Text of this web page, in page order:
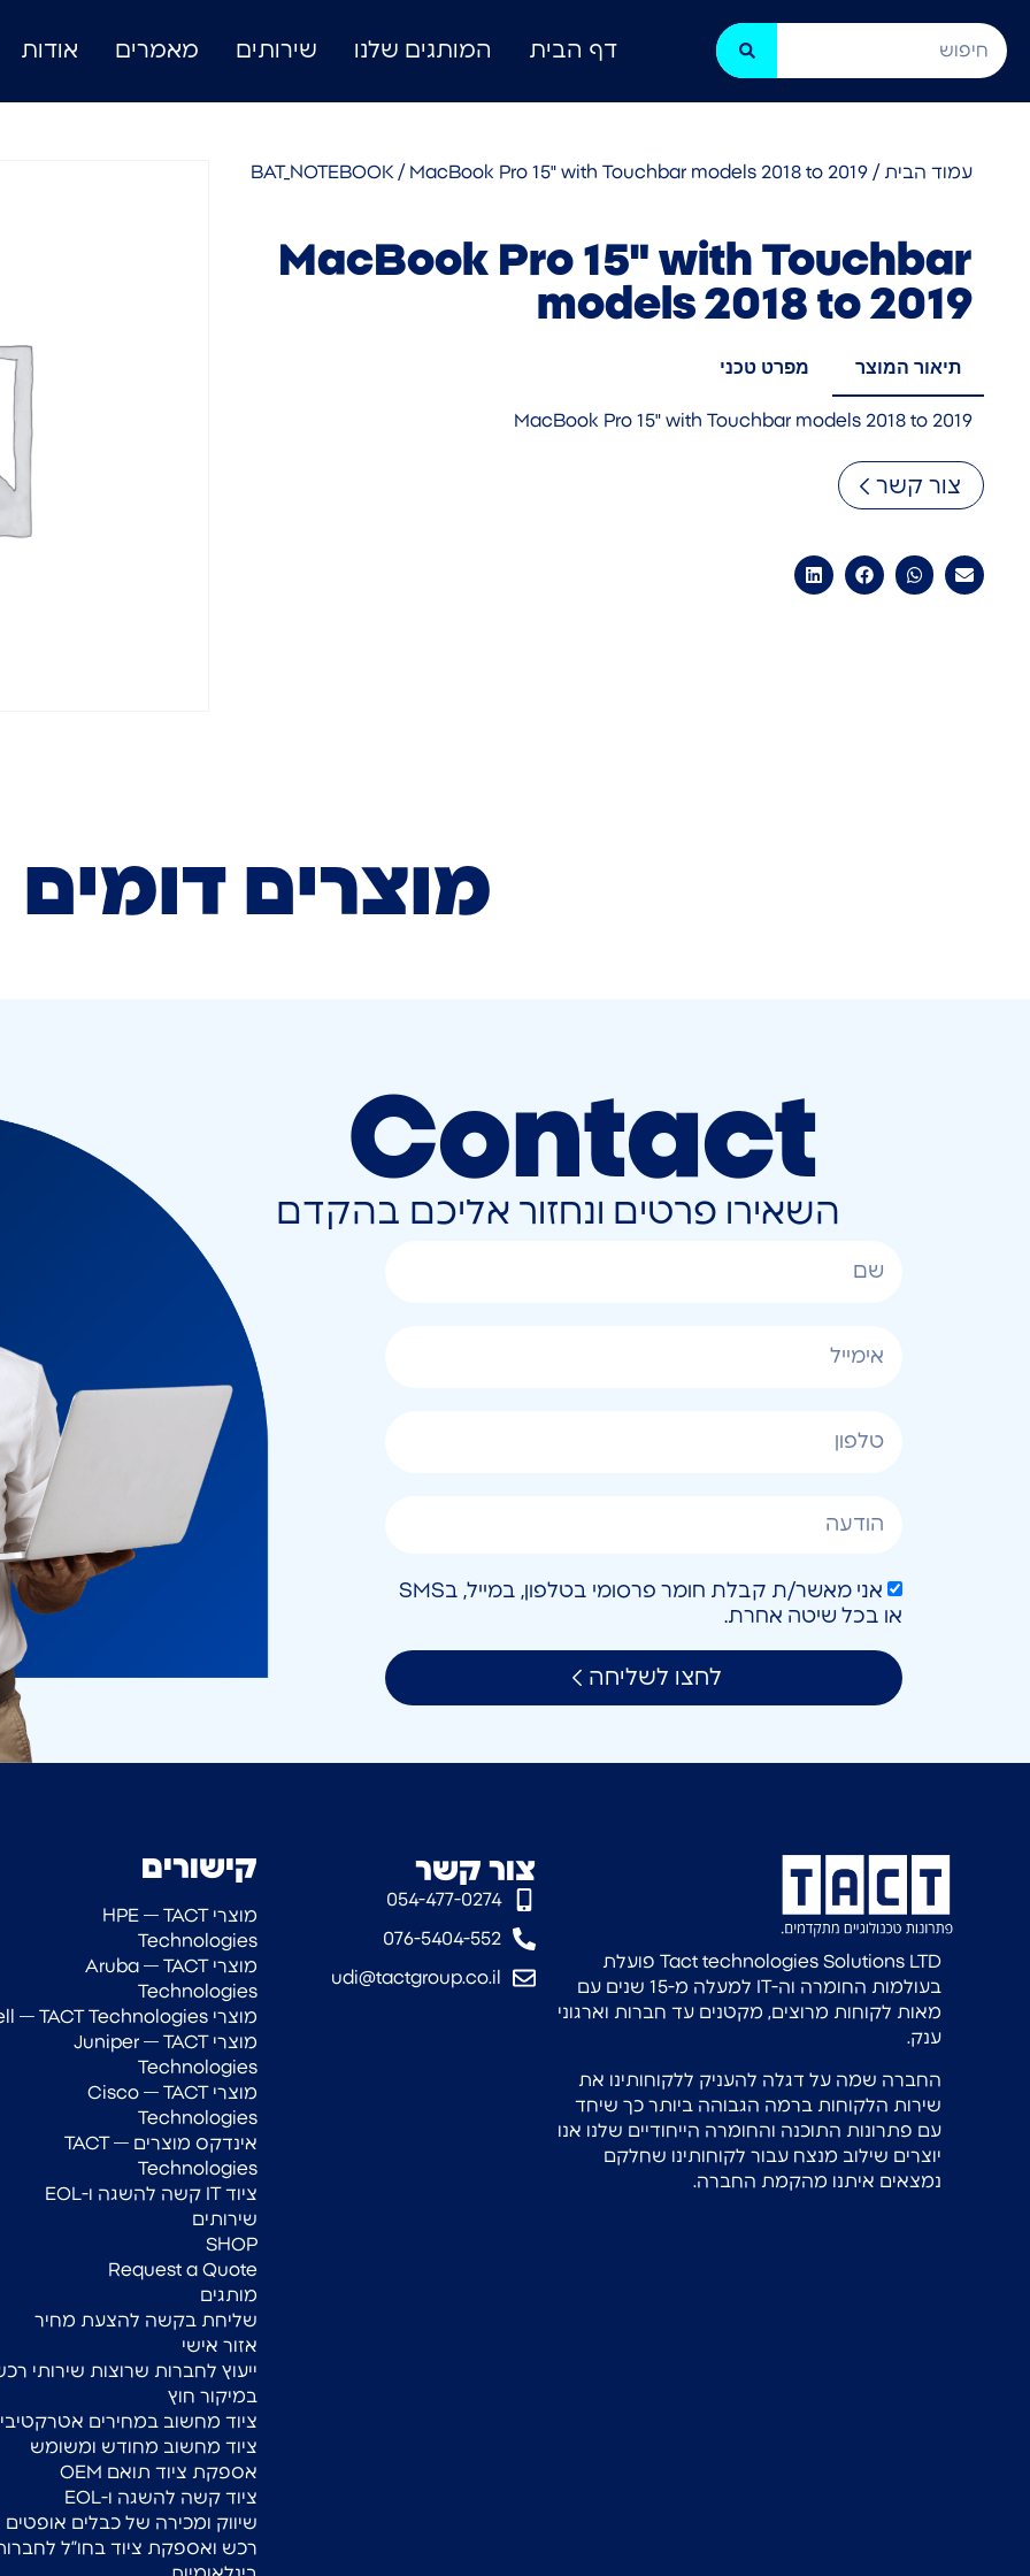
דף הבית המותגים שלנו שירותים מאמרים אודות
עמוד הבית /
BAT_NOTEBOOK / MacBook Pro 15" with Touchbar models 2018 to 2019
MacBook Pro 15" with Touchbar
models 2018 to 2019
תיאור המוצר מפרט טכני
MacBook Pro 15" with Touchbar models 2018 to 2019
צור קשר
מוצרים דומים
Contact
השאירו פרטים ונחזור אליכם בהקדם
אני מאשר/ת קבלת חומר פרסומי בטלפון, במייל, בSMS
או בכל שיטה אחרת.
לחצו לשליחה
קישורים
מוצרי HPE — TACT
Technologies
מוצרי Aruba — TACT
Technologies
מוצרי Dell — TACT Technologies
מוצרי Juniper — TACT
Technologies
מוצרי Cisco — TACT
Technologies
אינדקס מוצרים — TACT
Technologies
ציוד IT קשה להשגה ו-EOL
שירותים
SHOP
Request a Quote
מותגים
שליחת בקשה להצעת מחיר
אזור אישי
ייעוץ לחברות שרוצות שירותי
במיקור חוץ
ציוד מחשוב במחירים
ציוד מחשוב מחודש ומשומש
אספקת ציוד תואם OEM
ציוד קשה להשגה ו-EOL
שיווק ומכירה של כבלים אופטים
רכש ואספקת ציוד בחו”ל
צור קשר
054-477-0274‎
076-5404-552
udi@tactgroup.co.il
Tact technologies Solutions LTD פועלת
בעולמות החומרה וה-IT למעלה מ-15 שנים עם
מאות לקוחות מרוצים, מקטנים עד חברות וארגוני
ענק.
החברה שמה על דגלה להעניק ללקוחותינו את
שירות הלקוחות ברמה הגבוהה ביותר כך שיחד
עם פתרונות התוכנה והחומרה הייחודיים שלנו אנו
יוצרים שילוב מנצח עבור לקוחותינו שחלקם
נמצאים איתנו מהקמת החברה.